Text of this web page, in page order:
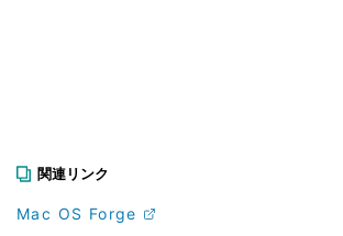
関連リンク
Mac OS Forge